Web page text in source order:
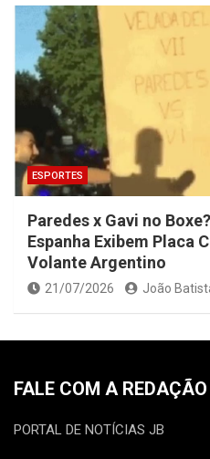
ESPORTES
Paredes x Gavi no
Espanha Exibem Placa
Volante Argentino
21/07/2026 João
FALE COM A REDAÇÃO
PORTAL DE NOTÍCIAS JB